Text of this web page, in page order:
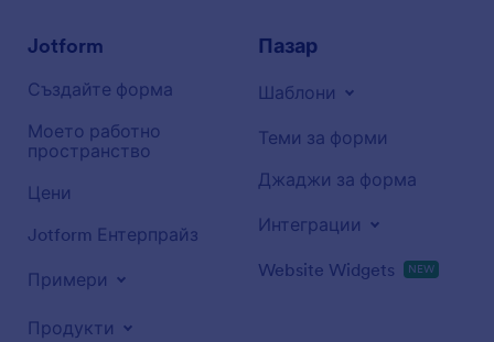
Jotform
Създайте форма
Моето работно
пространство
Цени
Jotform Ентерпрайз
Примери
Продукти
Пазар
Шаблони
Теми за форми
Джаджи за форма
Интеграции
Website Widgets NEW